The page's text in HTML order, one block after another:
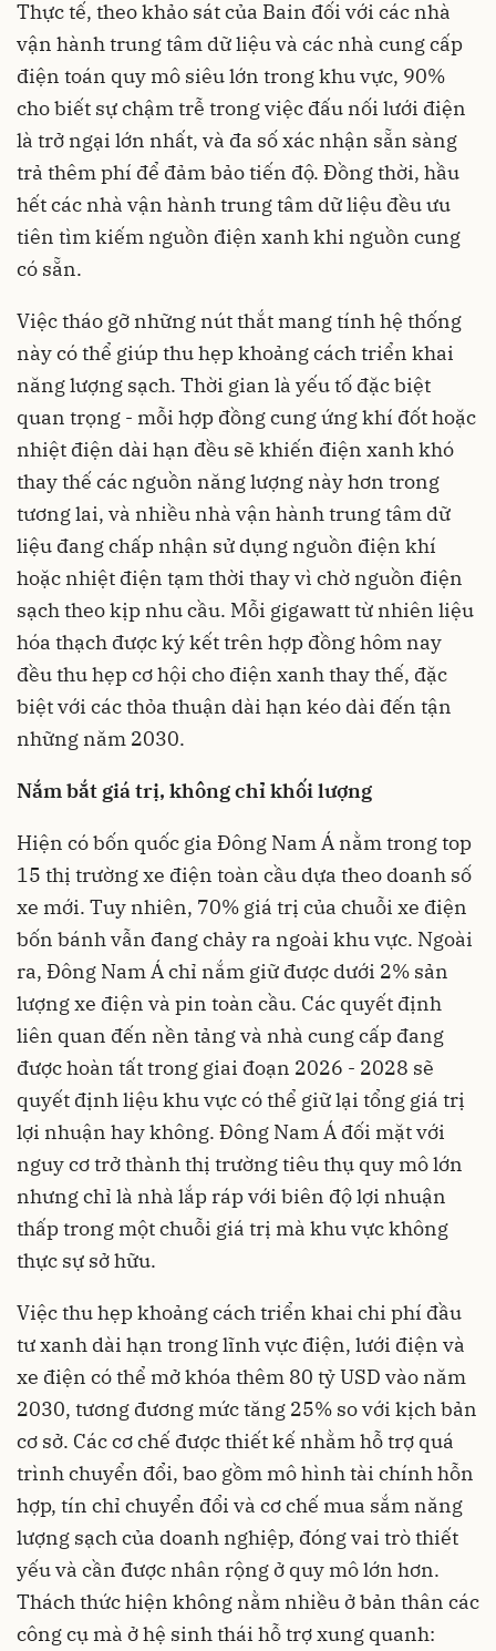
Thực tế, theo khảo sát của Bain đối với các nhà
vận hành trung tâm dữ liệu và các nhà cung cấp
điện toán quy mô siêu lớn trong khu vực, 90%
cho biết sự chậm trễ trong việc đấu nối lưới điện
là trở ngại lớn nhất, và đa số xác nhận sẵn sàng
trả thêm phí để đảm bảo tiến độ. Đồng thời, hầu
hết các nhà vận hành trung tâm dữ liệu đều ưu
tiên tìm kiếm nguồn điện xanh khi nguồn cung
có sẵn.
Việc tháo gỡ những nút thắt mang tính hệ thống
này có thể giúp thu hẹp khoảng cách triển khai
năng lượng sạch. Thời gian là yếu tố đặc biệt
quan trọng - mỗi hợp đồng cung ứng khí đốt hoặc
nhiệt điện dài hạn đều sẽ khiến điện xanh khó
thay thế các nguồn năng lượng này hơn trong
tương lai, và nhiều nhà vận hành trung tâm dữ
liệu đang chấp nhận sử dụng nguồn điện khí
hoặc nhiệt điện tạm thời thay vì chờ nguồn điện
sạch theo kịp nhu cầu. Mỗi gigawatt từ nhiên liệu
hóa thạch được ký kết trên hợp đồng hôm nay
đều thu hẹp cơ hội cho điện xanh thay thế, đặc
biệt với các thỏa thuận dài hạn kéo dài đến tận
những năm 2030.
Nắm bắt giá trị, không chỉ khối lượng
Hiện có bốn quốc gia Đông Nam Á nằm trong top
15 thị trường xe điện toàn cầu dựa theo doanh số
xe mới. Tuy nhiên, 70% giá trị của chuỗi xe điện
bốn bánh vẫn đang chảy ra ngoài khu vực. Ngoài
ra, Đông Nam Á chỉ nắm giữ được dưới 2% sản
lượng xe điện và pin toàn cầu. Các quyết định
liên quan đến nền tảng và nhà cung cấp đang
được hoàn tất trong giai đoạn 2026 - 2028 sẽ
quyết định liệu khu vực có thể giữ lại tổng giá trị
lợi nhuận hay không. Đông Nam Á đối mặt với
nguy cơ trở thành thị trường tiêu thụ quy mô lớn
nhưng chỉ là nhà lắp ráp với biên độ lợi nhuận
thấp trong một chuỗi giá trị mà khu vực không
thực sự sở hữu.
Việc thu hẹp khoảng cách triển khai chi phí đầu
tư xanh dài hạn trong lĩnh vực điện, lưới điện và
xe điện có thể mở khóa thêm 80 tỷ USD vào năm
2030, tương đương mức tăng 25% so với kịch bản
cơ sở. Các cơ chế được thiết kế nhằm hỗ trợ quá
trình chuyển đổi, bao gồm mô hình tài chính hỗn
hợp, tín chỉ chuyển đổi và cơ chế mua sắm năng
lượng sạch của doanh nghiệp, đóng vai trò thiết
yếu và cần được nhân rộng ở quy mô lớn hơn.
Thách thức hiện không nằm nhiều ở bản thân các
công cụ mà ở hệ sinh thái hỗ trợ xung quanh: